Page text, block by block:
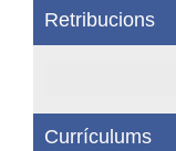
Retribucions
Currículums